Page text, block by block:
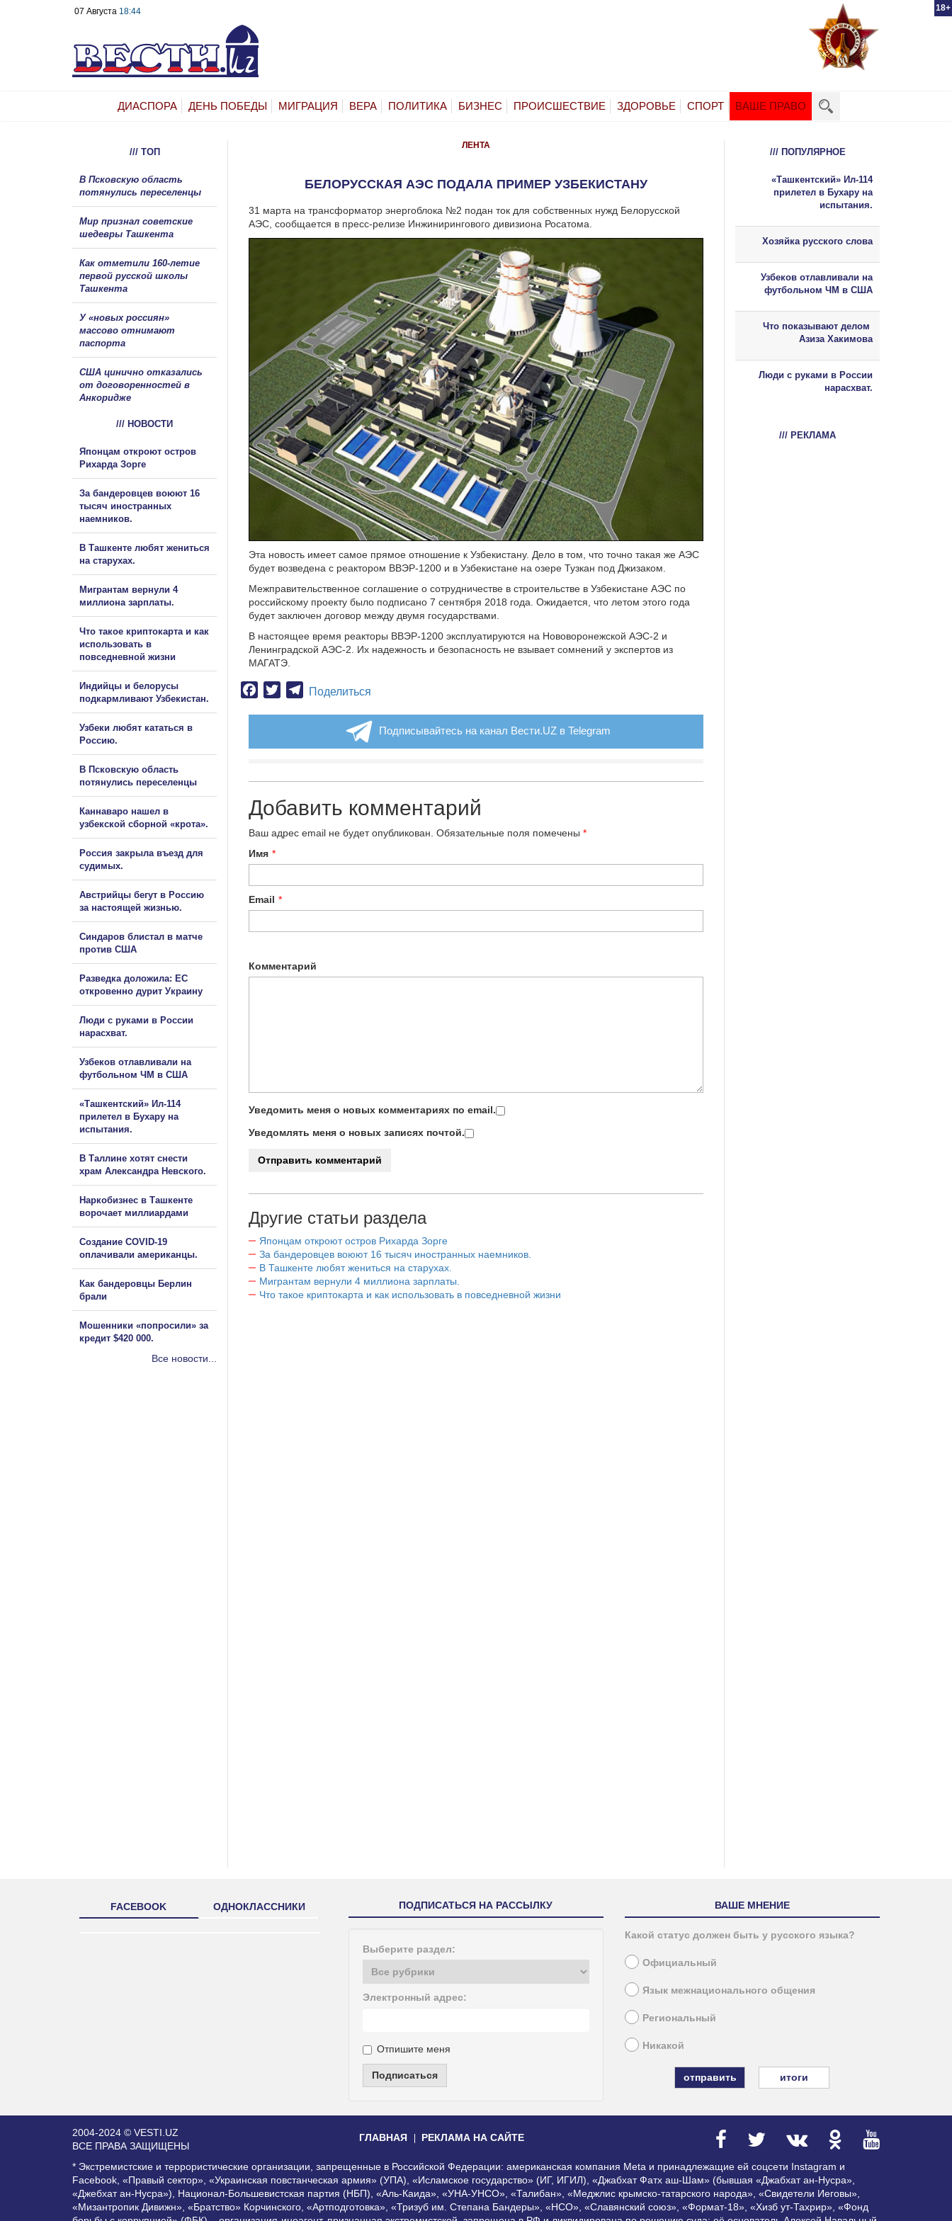
18+
07 Августа 18:44
ДИАСПОРА ДЕНЬ ПОБЕДЫ МИГРАЦИЯ ВЕРА ПОЛИТИКА БИЗНЕС ПРОИСШЕСТВИЕ ЗДОРОВЬЕ СПОРТ ВАШЕ ПРАВО
ЛЕНТА
БЕЛОРУССКАЯ АЭС ПОДАЛА ПРИМЕР УЗБЕКИСТАНУ
31 марта на трансформатор энергоблока №2 подан ток для собственных нужд Белорусской
АЭС, сообщается в пресс-релизе Инжинирингового дивизиона Росатома.
Эта новость имеет самое прямое отношение к Узбекистану. Дело в том, что точно такая же АЭС
будет возведена с реактором ВВЭР-1200 и в Узбекистане на озере Тузкан под Джизаком.
Межправительственное соглашение о сотрудничестве в строительстве в Узбекистане АЭС по
российскому проекту было подписано 7 сентября 2018 года. Ожидается, что летом этого года
будет заключен договор между двумя государствами.
В настоящее время реакторы ВВЭР-1200 эксплуатируются на Нововоронежской АЭС-2 и
Ленинградской АЭС-2. Их надежность и безопасность не взывает сомнений у экспертов из
МАГАТЭ.
Facebook
TwitterTelegram
Поделиться
Подписывайтесь на канал Вести.UZ в Telegram
Добавить комментарий
Ваш адрес email не будет опубликован. Обязательные поля помечены *
Имя *
Email *
Комментарий
Уведомить меня о новых комментариях по email.
Уведомлять меня о новых записях почтой.
Другие статьи раздела
Японцам откроют остров Рихарда Зорге
За бандеровцев воюют 16 тысяч иностранных наемников.
В Ташкенте любят жениться на старухах.
Мигрантам вернули 4 миллиона зарплаты.
Что такое криптокарта и как использовать в повседневной жизни
/// ТОП
В Псковскую область
потянулись переселенцы
Мир признал советские
шедевры Ташкента
Как отметили 160-летие
первой русской школы
Ташкента
У «новых россиян»
массово отнимают
паспорта
США цинично отказались
от договоренностей в
Анкоридже
/// НОВОСТИ
Японцам откроют остров
Рихарда Зорге
За бандеровцев воюют 16
тысяч иностранных
наемников.
В Ташкенте любят жениться
на старухах.
Мигрантам вернули 4
миллиона зарплаты.
Что такое криптокарта и как
использовать в
повседневной жизни
Индийцы и белорусы
подкармливают Узбекистан.
Узбеки любят кататься в
Россию.
В Псковскую область
потянулись переселенцы
Каннаваро нашел в
узбекской сборной «крота».
Россия закрыла въезд для
судимых.
Австрийцы бегут в Россию
за настоящей жизнью.
Синдаров блистал в матче
против США
Разведка доложила: ЕС
откровенно дурит Украину
Люди с руками в России
нарасхват.
Узбеков отлавливали на
футбольном ЧМ в США
«Ташкентский» Ил-114
прилетел в Бухару на
испытания.
В Таллине хотят снести
храм Александра Невского.
Наркобизнес в Ташкенте
ворочает миллиардами
Создание COVID-19
оплачивали американцы.
Как бандеровцы Берлин
брали
Мошенники «попросили» за
кредит $420 000.
Все новости...
/// ПОПУЛЯРНОЕ
«Ташкентский» Ил-114
прилетел в Бухару на
испытания.
Хозяйка русского слова
Узбеков отлавливали на
футбольном ЧМ в США
Что показывают делом
Азиза Хакимова
Люди с руками в России
нарасхват.
/// РЕКЛАМА
FACEBOOK ОДНОКЛАССНИКИ ПОДПИСАТЬСЯ НА РАССЫЛКУ
Выберите раздел:
Электронный адрес:
Отпишите меня
Подписаться
ВАШЕ МНЕНИЕ
Какой статус должен быть у русского языка?
Официальный
Язык межнационального общения
Региональный
Никакой
итоги
2004-2024 © VESTI.UZ
ВСЕ ПРАВА ЗАЩИЩЕНЫ
ГЛАВНАЯ РЕКЛАМА НА САЙТЕ
* Экстремистские и террористические организации, запрещенные в Российской Федерации: американская компания Meta и принадлежащие ей соцсети Instagram и
Facebook, «Правый сектор», «Украинская повстанческая армия» (УПА), «Исламское государство» (ИГ, ИГИЛ), «Джабхат Фатх аш-Шам» (бывшая «Джабхат ан-Нусра»,
«Джебхат ан-Нусра»), Национал-Большевистская партия (НБП), «Аль-Каида», «УНА-УНСО», «Талибан», «Меджлис крымско-татарского народа», «Свидетели Иеговы»,
«Мизантропик Дивижн», «Братство» Корчинского, «Артподготовка», «Тризуб им. Степана Бандеры», «НСО», «Славянский союз», «Формат-18», «Хизб ут-Тахрир», «Фонд